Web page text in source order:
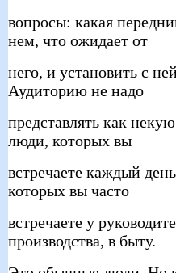
вопросы: какая
нем, что ожидает от
него, и установить с
Аудиторию не надо
представлять как
люди, которых вы
встречаете каждый
которых вы часто
встречаете у
производства, в быту.